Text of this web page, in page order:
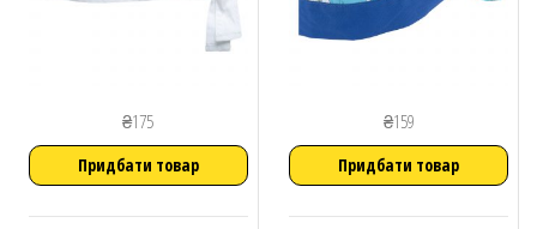
₴175
Придбати товар
₴159
Придбати товар